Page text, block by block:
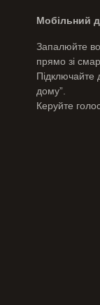
Мобільний
Запалюйте
прямо зі
Підключайте
дому”.
Керуйте